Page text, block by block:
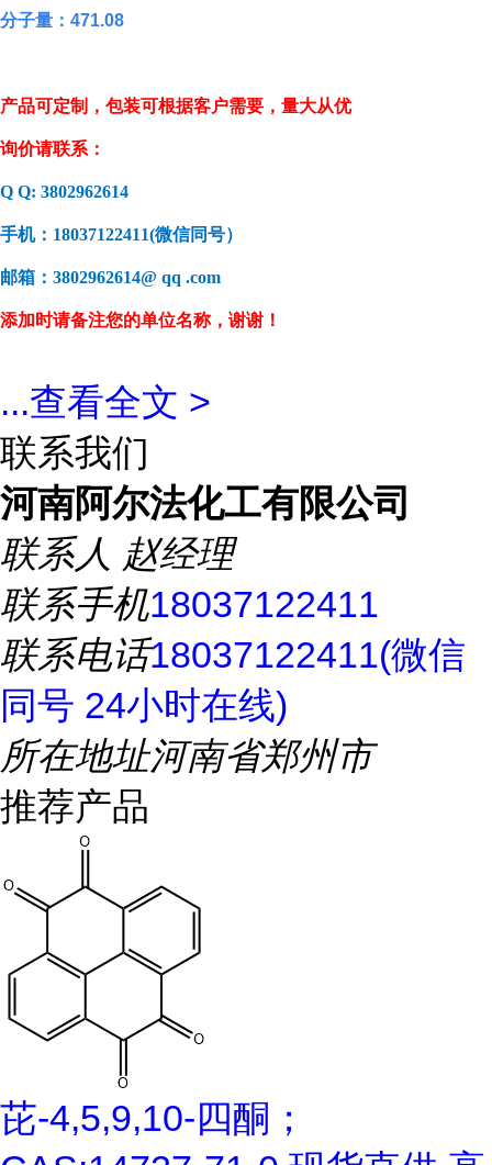
分子量：471.08
产品可定制，包装可根据客户需要，量大从优
询价请联系：
Q Q: 3802962614
手机：18037122411(微信同号）
邮箱：3802962614@ qq .com
添加时请备注您的单位名称，谢谢！
...查看全文 >
联系我们
河南阿尔法化工有限公司
联系人 赵经理
联系手机18037122411
联系电话18037122411(微信
同号 24小时在线)
所在地址河南省郑州市
推荐产品
芘-4,5,9,10-四酮；